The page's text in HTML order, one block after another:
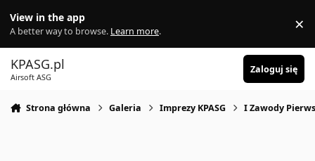
View in the app
A better way to browse. Learn more. ×
KPASG.pl
Airsoft ASG
Zaloguj się
Strona główna Galeria Imprezy KPASG I Zawody